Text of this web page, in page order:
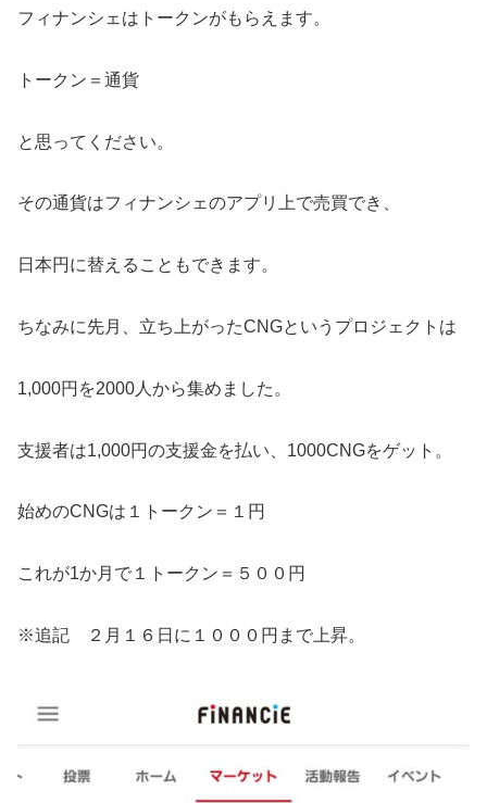
フィナンシェはトークンがもらえます。
トークン＝通貨
と思ってください。
その通貨はフィナンシェのアプリ上で売買でき、
日本円に替えることもできます。
ちなみに先月、立ち上がったCNGというプロジェクトは
1,000円を2000人から集めました。
支援者は1,000円の支援金を払い、1000CNGをゲット。
始めのCNGは１トークン＝１円
これが1か月で１トークン＝５００円
※追記 ２月１６日に１０００円まで上昇。